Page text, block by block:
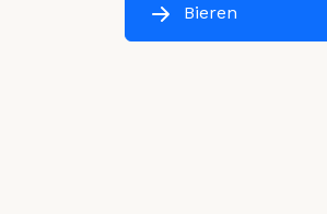
Bieren